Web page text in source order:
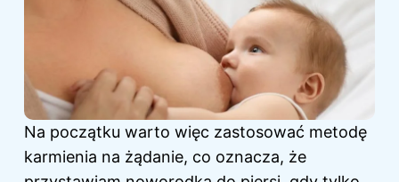
Na początku warto więc zastosować metodę
karmienia na żądanie, co oznacza, że